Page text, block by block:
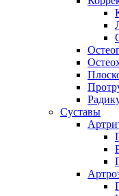
Суставы